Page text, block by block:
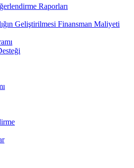
Raporları
Geliştirilmesi Finansman Maliyeti